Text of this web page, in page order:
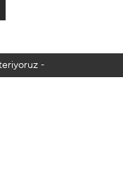
-